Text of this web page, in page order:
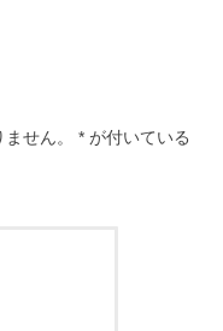
せん。 * が付いている